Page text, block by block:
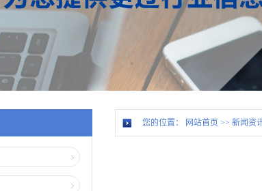
您的位置： 网站首页 >> 新闻资